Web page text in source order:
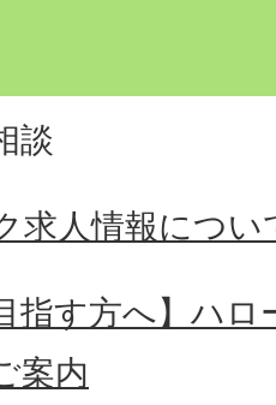
談
求人情報につい
指す方へ】ハ
案内